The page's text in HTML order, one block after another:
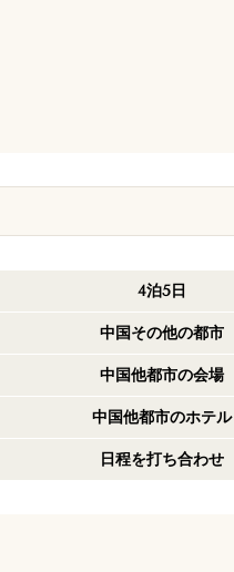
4泊5日
中国その他の都市
中国他都市の会場
中国他都市のホテル
日程を打ち合わせ